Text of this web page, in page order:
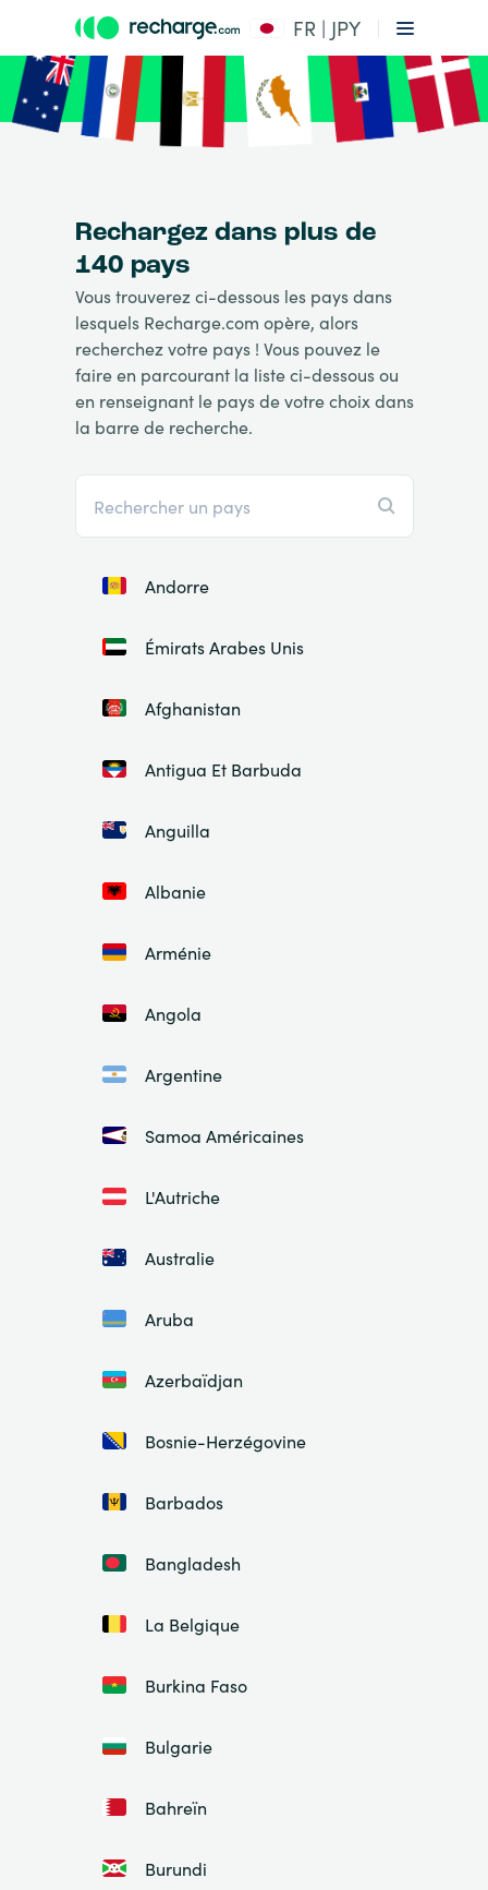
FR | JPY
Rechargez dans plus de
140 pays
Vous trouverez ci-dessous les pays dans
lesquels Recharge.com opère, alors
recherchez votre pays ! Vous pouvez le
faire en parcourant la liste ci-dessous ou
en renseignant le pays de votre choix dans
la barre de recherche.
Andorre
Émirats Arabes Unis
Afghanistan
Antigua Et Barbuda
Anguilla
Albanie
Arménie
Angola
Argentine
Samoa Américaines
L'Autriche
Australie
Aruba
Azerbaïdjan
Bosnie-Herzégovine
Barbados
Bangladesh
La Belgique
Burkina Faso
Bulgarie
Bahreïn
Burundi